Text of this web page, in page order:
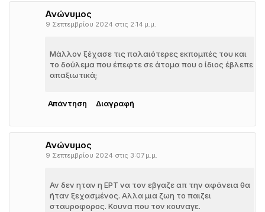
Ανώνυμος
9 Σεπτεμβρίου 2024 στις 2:14 μ.μ.
Μάλλον ξέχασε τις παλαιότερες εκπομπές του και
το δούλεμα που έπεφτε σε άτομα που ο ίδιος έβλεπε
απαξιωτικά;
Απάντηση Διαγραφή
Ανώνυμος
9 Σεπτεμβρίου 2024 στις 3:07 μ.μ.
Αν δεν ηταν η ΕΡΤ να τον εβγαζε απ την αφάνεια θα
ήταν ξεχασμένος. Αλλα μια ζωη το παιζει
σταυροφορος. Κουνα που τον κουναγε.